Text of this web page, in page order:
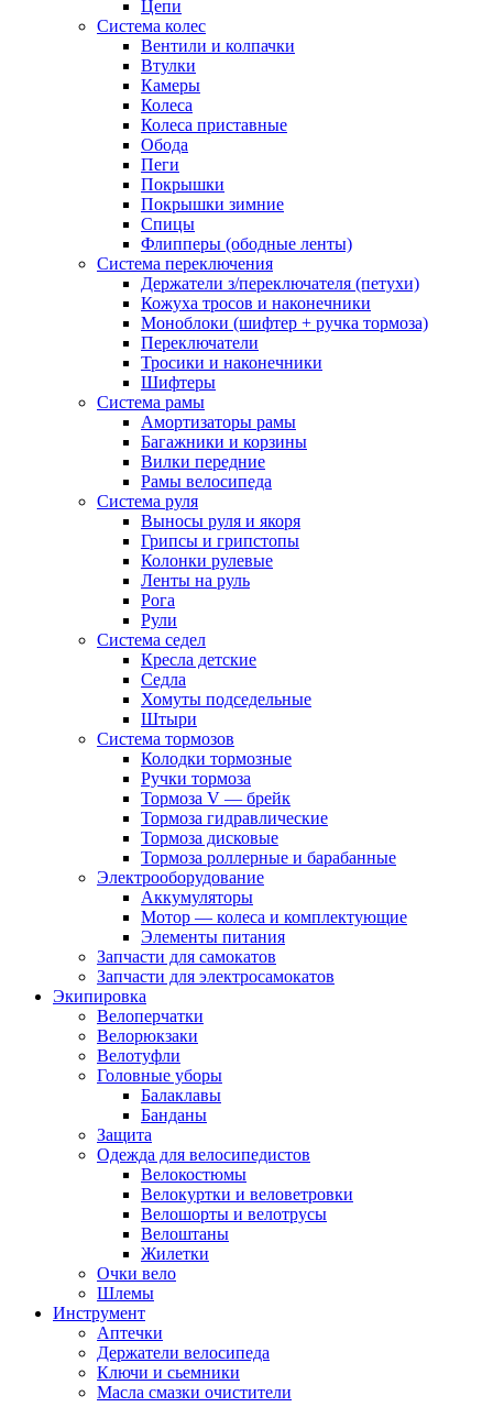
Цепи
Система колес
Вентили и колпачки
Втулки
Камеры
Колеса
Колеса приставные
Обода
Пеги
Покрышки
Покрышки зимние
Спицы
Флипперы (ободные ленты)
Система переключения
Держатели з/переключателя (петухи)
Кожуха тросов и наконечники
Моноблоки (шифтер + ручка тормоза)
Переключатели
Тросики и наконечники
Шифтеры
Система рамы
Амортизаторы рамы
Багажники и корзины
Вилки передние
Рамы велосипеда
Система руля
Выносы руля и якоря
Грипсы и грипстопы
Колонки рулевые
Ленты на руль
Рога
Рули
Система седел
Кресла детские
Седла
Хомуты подседельные
Штыри
Система тормозов
Колодки тормозные
Ручки тормоза
Тормоза V — брейк
Тормоза гидравлические
Тормоза дисковые
Тормоза роллерные и барабанные
Электрооборудование
Аккумуляторы
Мотор — колеса и комплектующие
Элементы питания
Запчасти для самокатов
Запчасти для электросамокатов
Экипировка
Велоперчатки
Велорюкзаки
Велотуфли
Головные уборы
Балаклавы
Банданы
Защита
Одежда для велосипедистов
Велокостюмы
Велокуртки и веловетровки
Велошорты и велотрусы
Велоштаны
Жилетки
Очки вело
Шлемы
Инструмент
Аптечки
Держатели велосипеда
Ключи и сьемники
Масла смазки очистители